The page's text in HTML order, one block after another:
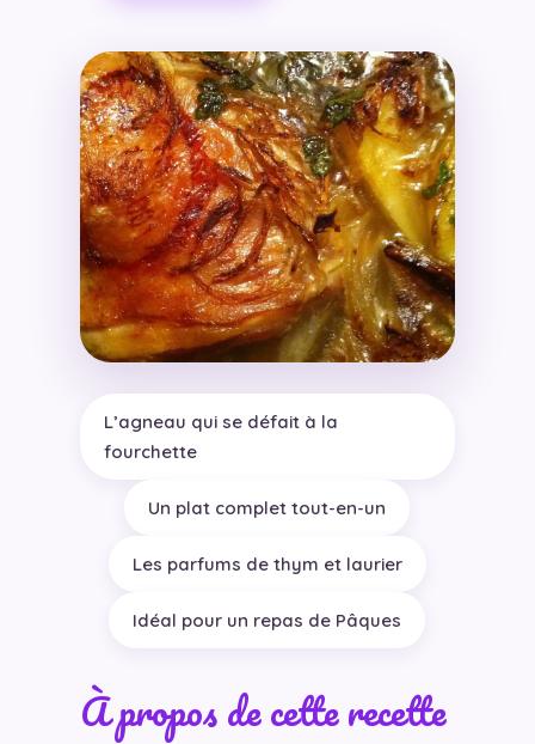
L’agneau qui se défait à la
fourchette
Un plat complet tout-en-un
Les parfums de thym et laurier
Idéal pour un repas de Pâques
À propos de cette recette